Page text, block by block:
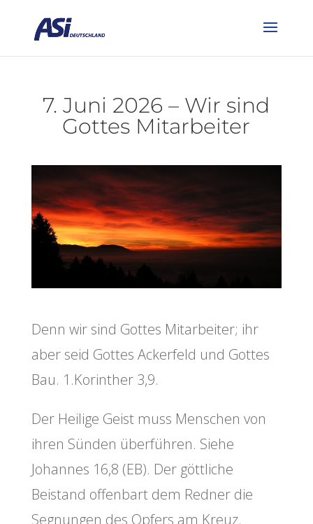
7. Juni 2026 – Wir sind
Gottes Mitarbeiter
Denn wir sind Gottes Mitarbeiter; ihr
aber seid Gottes Ackerfeld und Gottes
Bau. 1.Korinther 3,9.
Der Heilige Geist muss Menschen von
ihren Sünden überführen. Siehe
Johannes 16,8 (EB). Der göttliche
Beistand offenbart dem Redner die
Segnungen des Opfers am Kreuz.